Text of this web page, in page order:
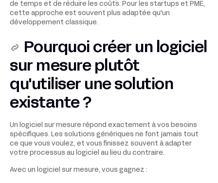
de temps et de réduire les coûts. Pour les startups et PME,
cette approche est souvent plus adaptée qu'un
développement classique.
Pourquoi créer un logiciel
sur mesure plutôt
qu'utiliser une solution
existante ?
Un logiciel sur mesure répond exactement à vos besoins
spécifiques. Les solutions génériques ne font jamais tout
ce que vous voulez, et vous finissez souvent à adapter
votre processus au logiciel au lieu du contraire.
Avec un logiciel sur mesure, vous gagnez :